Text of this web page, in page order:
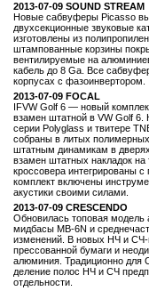
2013-07-09 SOUND STREAM
Новые сабвуферы Picasso
двухсекционные звуковые
изготовлены из
штампованные корзины
вентилируемые на
кабель до 8 Ga. Все
корпусах с фазоинвертором.
2013-07-09 FOCAL
IFVW Golf 6 — новый
взамен штатной в VW Golf 6.
серии Polyglass и твитере
собраны в литых
штатным динамикам в
взамен штатных накладок на
кроссовера интегрированы
комплект включены
акустики своими силами.
2013-07-09 CRESCENDO
Обновилась топовая модель
мидбасы MB-6N и
изменений. В новых НЧ и
прессованной бумаги и
алюминия. Традиционно для
деление полос НЧ и СЧ
отдельности.